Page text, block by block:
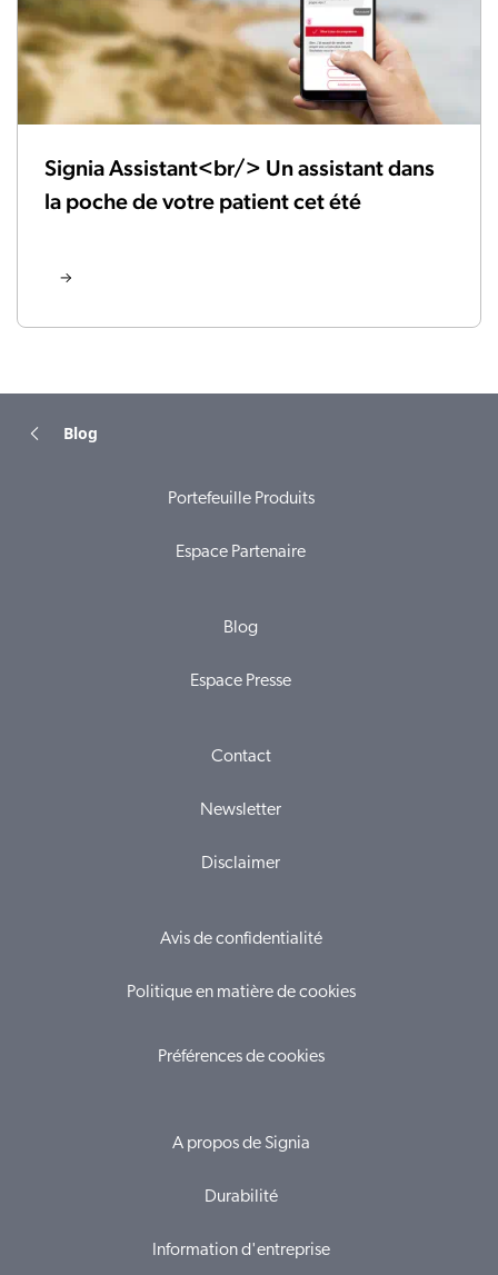
Signia Assistant<br/> Un assistant dans
la poche de votre patient cet été
Blog
Portefeuille Produits
Espace Partenaire
Blog
Espace Presse
Contact
Newsletter
Disclaimer
Avis de confidentialité
Politique en matière de cookies
Préférences de cookies
A propos de Signia
Durabilité
Information d'entreprise